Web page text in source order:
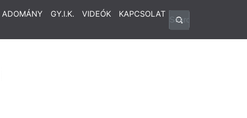
ADOMÁNY GY.I.K. VIDEÓK KAPCSOLAT